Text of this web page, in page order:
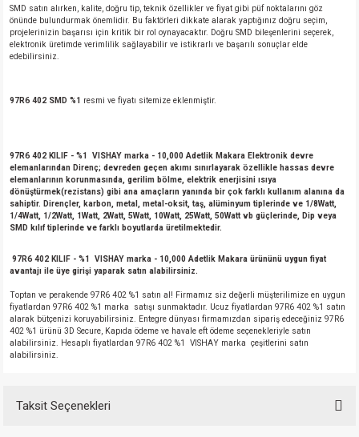
SMD satın alırken, kalite, doğru tip, teknik özellikler ve fiyat gibi püf noktalarını göz
önünde bulundurmak önemlidir. Bu faktörleri dikkate alarak yaptığınız doğru seçim,
projelerinizin başarısı için kritik bir rol oynayacaktır. Doğru SMD bileşenlerini seçerek,
elektronik üretimde verimlilik sağlayabilir ve istikrarlı ve başarılı sonuçlar elde
edebilirsiniz.
97R6 402 SMD %1 resmi ve fiyatı sitemize eklenmiştir.
97R6 402 KILIF - %1 VISHAY marka - 10,000 Adetlik Makara Elektronik devre
elemanlarından Direnç; devreden geçen akımı sınırlayarak özellikle hassas devre
elemanlarının korunmasında, gerilim bölme, elektrik enerjisini ısıya
dönüştürmek(rezistans) gibi ana amaçların yanında bir çok farklı kullanım alanına da
sahiptir. Dirençler, karbon, metal, metal-oksit, taş, alüminyum tiplerinde ve 1/8Watt,
1/4Watt, 1/2Watt, 1Watt, 2Watt, 5Watt, 10Watt, 25Watt, 50Watt vb güçlerinde, Dip veya
SMD kılıf tiplerinde ve farklı boyutlarda üretilmektedir.
97R6 402 KILIF - %1 VISHAY marka - 10,000 Adetlik Makara ürününü uygun fiyat
avantajı ile üye girişi yaparak satın alabilirsiniz.
Toptan ve perakende 97R6 402 %1 satın al! Firmamız siz değerli müşterilimize en uygun
fiyatlardan 97R6 402 %1 marka satışı sunmaktadır. Ucuz fiyatlardan 97R6 402 %1 satın
alarak bütçenizi koruyabilirsiniz. Entegre dünyası firmamızdan sipariş edeceğiniz 97R6
402 %1 ürünü 3D Secure, Kapıda ödeme ve havale eft ödeme seçenekleriyle satın
alabilirsiniz. Hesaplı fiyatlardan 97R6 402 %1 VISHAY marka çeşitlerini satın
alabilirsiniz.
Taksit Seçenekleri